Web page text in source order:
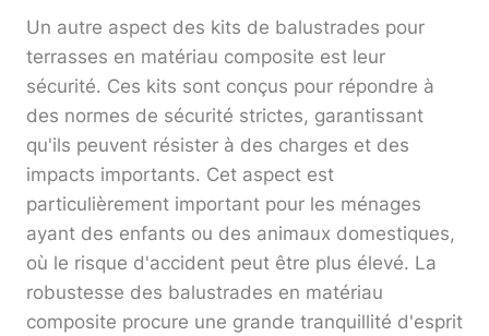
Un autre aspect des kits de balustrades pour
terrasses en matériau composite est leur
sécurité. Ces kits sont conçus pour répondre à
des normes de sécurité strictes, garantissant
qu'ils peuvent résister à des charges et des
impacts importants. Cet aspect est
particulièrement important pour les ménages
ayant des enfants ou des animaux domestiques,
où le risque d'accident peut être plus élevé. La
robustesse des balustrades en matériau
composite procure une grande tranquillité d'esprit